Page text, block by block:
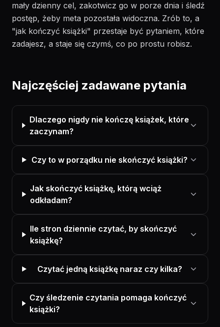
mały dzienny cel, zakotwicz go w porze dnia i śledź
postęp, żeby meta pozostała widoczna. Zrób to, a
"jak kończyć książki" przestaje być pytaniem, które
zadajesz, a staje się czymś, co po prostu robisz.
Najczęściej zadawane pytania
Dlaczego nigdy nie kończę książek, które
zaczynam?
Czy to w porządku nie skończyć książki?
Jak skończyć książkę, którą wciąż
odkładam?
Ile stron dziennie czytać, by skończyć
książkę?
Czytać jedną książkę naraz czy kilka?
Czy śledzenie czytania pomaga kończyć
książki?